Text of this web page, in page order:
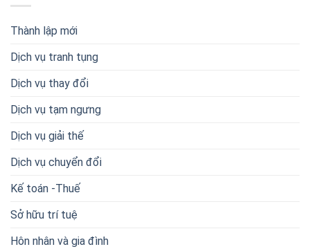
Thành lập mới
Dịch vụ tranh tụng
Dịch vụ thay đổi
Dịch vụ tạm ngưng
Dịch vụ giải thế
Dịch vụ chuyển đổi
Kế toán -Thuế
Sở hữu trí tuệ
Hôn nhân và gia đình